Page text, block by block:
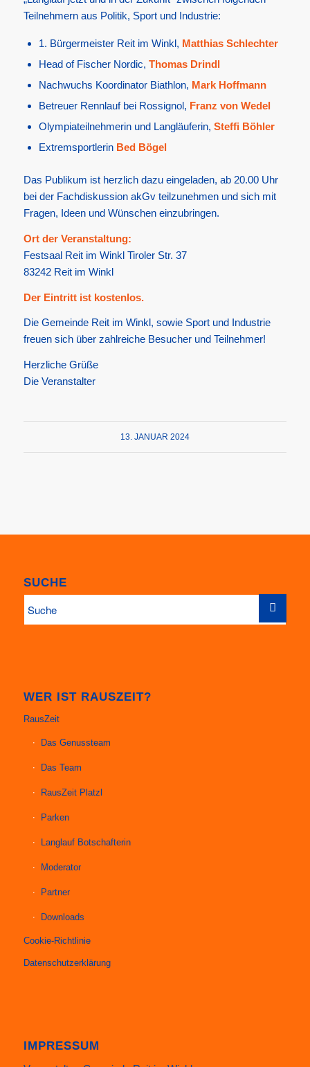
Teilnehmern aus Politik, Sport und Industrie:
1. Bürgermeister Reit im Winkl, Matthias Schlechter
Head of Fischer Nordic, Thomas Drindl
Nachwuchs Koordinator Biathlon, Mark Hoffmann
Betreuer Rennlauf bei Rossignol, Franz von Wedel
Olympiateilnehmerin und Langläuferin, Steffi Böhler
Extremsportlerin Bed Bögel
Das Publikum ist herzlich dazu eingeladen, ab 20.00 Uhr
bei der Fachdiskussion akGv teilzunehmen und sich mit
Fragen, Ideen und Wünschen einzubringen.
Ort der Veranstaltung:
Festsaal Reit im Winkl Tiroler Str. 37
83242 Reit im Winkl
Der Eintritt ist kostenlos.
Die Gemeinde Reit im Winkl, sowie Sport und Industrie
freuen sich über zahlreiche Besucher und Teilnehmer!
Herzliche Grüße
Die Veranstalter
13. JANUAR 2024
SUCHE
WER IST RAUSZEIT?
RausZeit
Das Genussteam
Das Team
RausZeit Platzl
Parken
Langlauf Botschafterin
Moderator
Partner
Downloads
Cookie-Richtlinie
Datenschutzerklärung
IMPRESSUM